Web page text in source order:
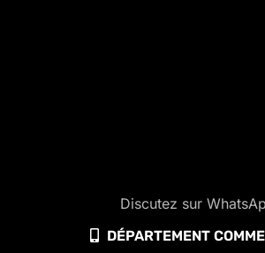
Discutez sur
DÉPARTEMENT